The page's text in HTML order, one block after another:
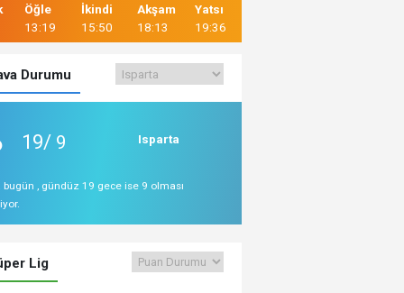
Öğle
13:19
İkindi
15:50
Akşam
18:13
Yatsı
19:36
Durumu
19/ 9 Isparta
bugün , gündüz 19 gece ise 9 olması
Lig